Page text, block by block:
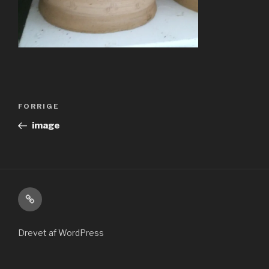
Forrige
indlæg
FORRIGE
image
Kontakt
Drevet af WordPress